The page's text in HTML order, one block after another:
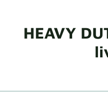
HEAVY